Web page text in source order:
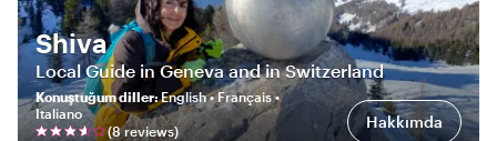
Shiva
Local Guide in Geneva and in Switzerland
Konuştuğum diller:English • Français •
Italiano
(8reviews) Hakkımda